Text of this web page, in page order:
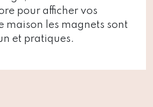
pour afficher vos
maison les magnets sont
et pratiques.